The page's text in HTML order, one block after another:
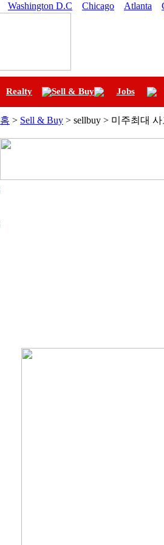
Washington D.C Chicago Atlanta
Realty Sell & Buy Jobs
홈 > Sell & Buy > sellbuy > 미주최대